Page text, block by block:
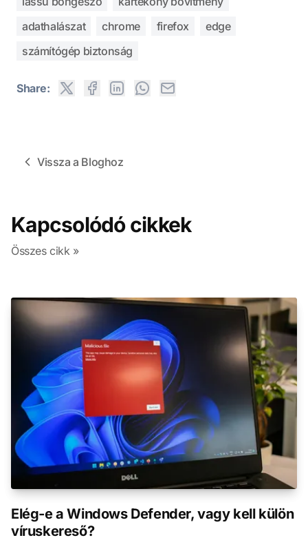
adathalászat
chrome firefox
edge
számítógép biztonság
Share:
Vissza a Bloghoz
Kapcsolódó cikkek
Összes cikk »
Elég-e a Windows Defender, vagy kell külön
víruskereső?